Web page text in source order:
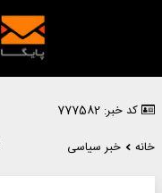
کد خبر: 777582
خانه
خبر سیاسی